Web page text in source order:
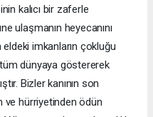
kalıcı bir zaferle
ulaşmanın heyecanını
imkanların çokluğu
tüm dünyaya göstererek
Bizler kanının son
ve hürriyetinden ödün